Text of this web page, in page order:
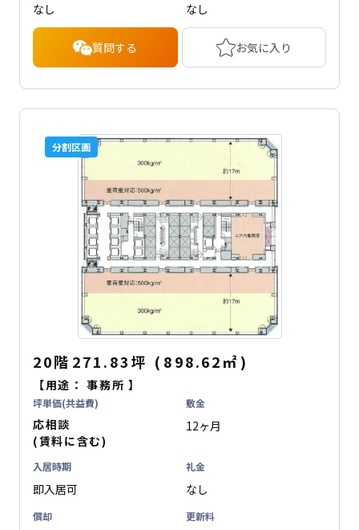
なし なし
質問する お気に入り
分割区画
20階 271.83坪 ( 898.62㎡ )
【用途：事務所 】
坪単価(共益費)
応相談
(賃料に含む)
敷金
12ヶ月
入居時期
即入居可
礼金
なし
償却 更新料